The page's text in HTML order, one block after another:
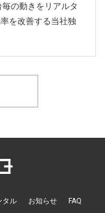
の動きをリアルタ
を改善する当社独
タル お知らせ FAQ